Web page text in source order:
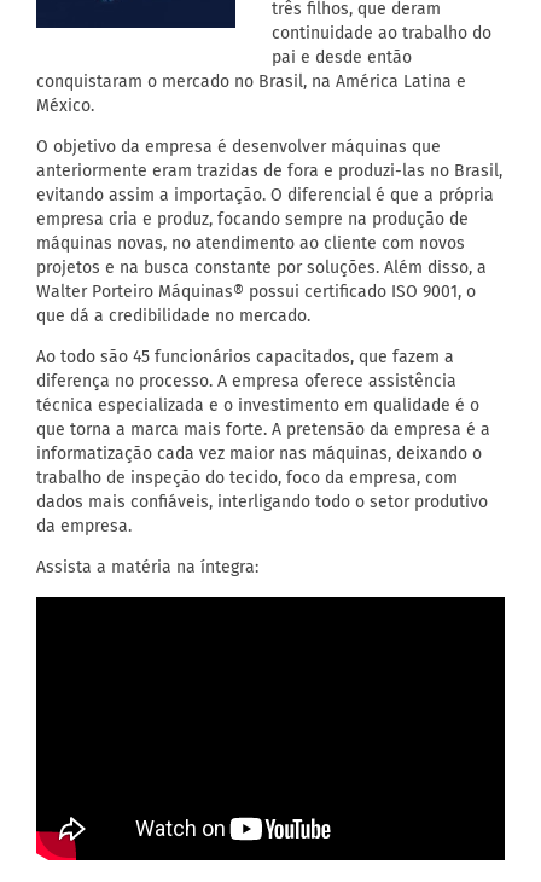
três filhos, que deram
continuidade ao trabalho do
pai e desde então
conquistaram o mercado no Brasil, na América Latina e
México.
O objetivo da empresa é desenvolver máquinas que
anteriormente eram trazidas de fora e produzi-las no Brasil,
evitando assim a importação. O diferencial é que a própria
empresa cria e produz, focando sempre na produção de
máquinas novas, no atendimento ao cliente com novos
projetos e na busca constante por soluções. Além disso, a
Walter Porteiro Máquinas® possui certificado ISO 9001, o
que dá a credibilidade no mercado.
Ao todo são 45 funcionários capacitados, que fazem a
diferença no processo. A empresa oferece assistência
técnica especializada e o investimento em qualidade é o
que torna a marca mais forte. A pretensão da empresa é a
informatização cada vez maior nas máquinas, deixando o
trabalho de inspeção do tecido, foco da empresa, com
dados mais confiáveis, interligando todo o setor produtivo
da empresa.
Assista a matéria na íntegra: